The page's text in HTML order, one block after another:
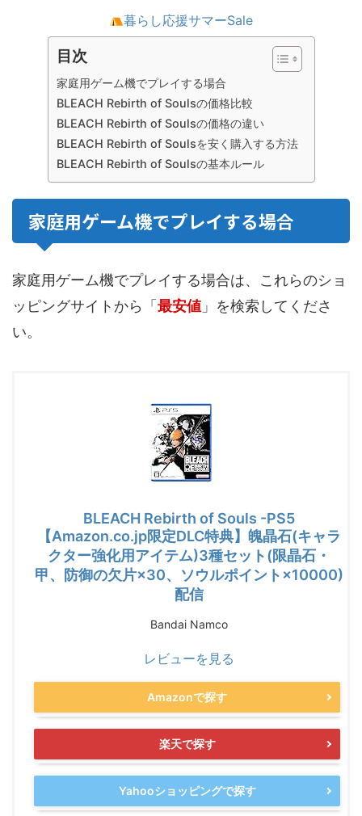
暮らし応援サマーSale
目次
家庭用ゲーム機でプレイする場合
BLEACH Rebirth of Soulsの価格比較
BLEACH Rebirth of Soulsの価格の違い
BLEACH Rebirth of Soulsを安く購入する方法
BLEACH Rebirth of Soulsの基本ルール
家庭用ゲーム機でプレイする場合
家庭用ゲーム機でプレイする場合は、これらのショ
ッピングサイトから「 最安値 」を検索してくださ
い。
BLEACH Rebirth of Souls -PS5
【Amazon.co.jp限定DLC特典】魄晶石(キャラ
クター強化用アイテム)3種セット(限晶石・
甲、防御の欠片×30、ソウルポイント×10000)
配信
Bandai Namco
レビューを見る
Amazonで探す
楽天で探す
Yahooショッピングで探す